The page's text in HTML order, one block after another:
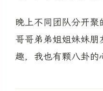
晚上不同团队分开
哥哥弟弟姐姐妹妹
趣，我也有颗八卦的